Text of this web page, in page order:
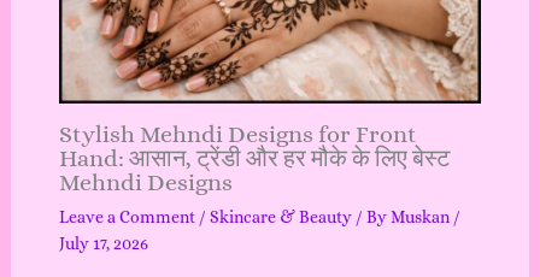
Stylish Mehndi Designs for Front
Hand: आसान, ट्रेंडी और हर मौके के लिए बेस्ट
Mehndi Designs
Leave a Comment / Skincare & Beauty/ ByMuskan /
July 17, 2026